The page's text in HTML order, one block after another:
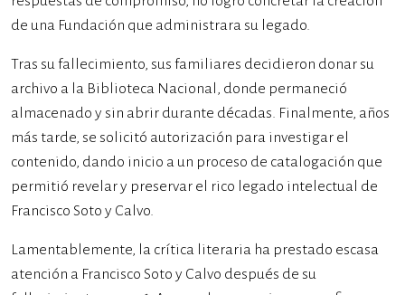
de una Fundación que administrara su legado.
Tras su fallecimiento, sus familiares decidieron donar su
archivo a la Biblioteca Nacional, donde permaneció
almacenado y sin abrir durante décadas. Finalmente, años
más tarde, se solicitó autorización para investigar el
contenido, dando inicio a un proceso de catalogación que
permitió revelar y preservar el rico legado intelectual de
Francisco Soto y Calvo.
Lamentablemente, la crítica literaria ha prestado escasa
atención a Francisco Soto y Calvo después de su